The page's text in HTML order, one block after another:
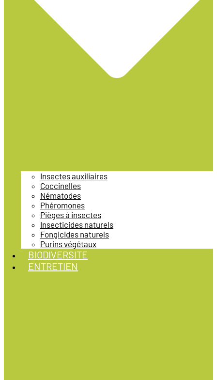
Insectes auxiliaires
Coccinelles
Nématodes
Phéromones
Pièges à insectes
Insecticides naturels
Fongicides naturels
Purins végétaux
BIODIVERSITE
ENTRETIEN